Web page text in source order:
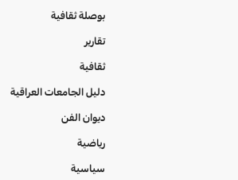
بوصلة ثقافية
تقارير
ثقافية
دليل الجامعات العراقية
ديوان الفن
رياضية
سياسية